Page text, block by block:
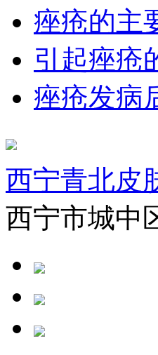
痤疮的主
引起痤疮
痤疮发病
西宁青北皮
西宁市城中